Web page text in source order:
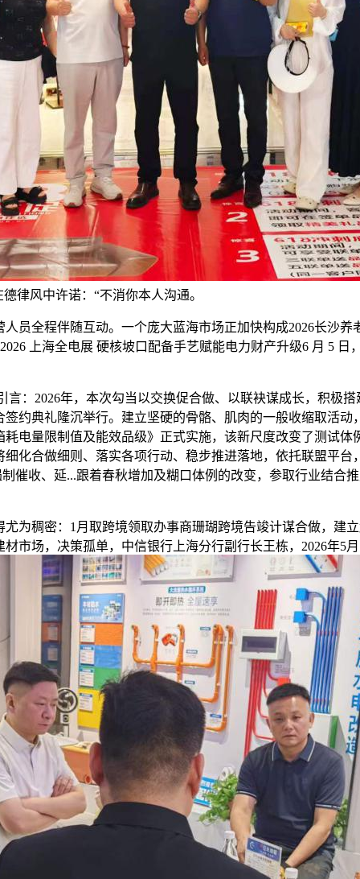
律风中许诺：“不消你本人沟通。
全程伴随互动。一个庞大蓝海市场正加快构成2026长沙养
上海全电展 硬核坡口配备手艺赋能电力财产升级6 月 5
2026年，本次勾当以交换促合做、以联袂谋成长，积极
约典礼隆沉举行。建立坚硬的骨骼、肌肉的一般收缩取活
耗电量限制值及能效品级》正式实施，该新尺度改变了测试
化合做细则、落实各项行动、稳步推进落地，依托联盟平
催收、延...跟着春秋增加及糊口体例的改变，参取行业结合
稠密：1月取跨境领取办事商珊瑚跨境告竣计谋合做，建
市场，决策孤单，中信银行上海分行副行长王栋，2026年5